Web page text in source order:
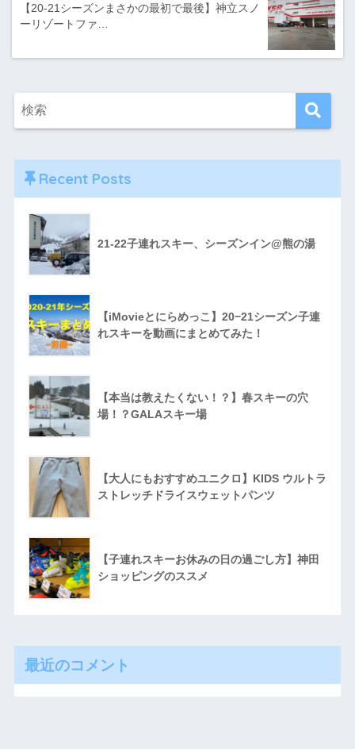
【20-21シーズンまさかの最初で最後】神立スノ
ーリゾートファ…
Recent Posts
21-22子連れスキー、シーズンイン@熊の湯
【iMovieとにらめっこ】20−21シーズン子連
れスキーを動画にまとめてみた！
【本当は教えたくない！？】春スキーの穴
場！？GALAスキー場
【大人にもおすすめユニクロ】KIDS ウルトラ
ストレッチドライスウェットパンツ
【子連れスキーお休みの日の過ごし方】神田
ショッピングのススメ
最近のコメント